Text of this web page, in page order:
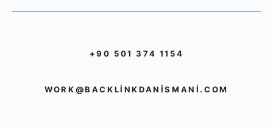
+90 501 374 1154
WORK@BACKLINKDANISMANI.COM